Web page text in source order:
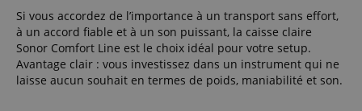
Si vous accordez de l’importance à un transport sans effort,
à un accord fiable et à un son puissant, la caisse claire
Sonor Comfort Line est le choix idéal pour votre setup.
Avantage clair : vous investissez dans un instrument qui ne
laisse aucun souhait en termes de poids, maniabilité et son.